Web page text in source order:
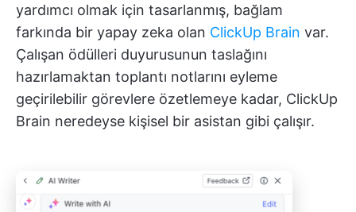
yardımcı olmak için tasarlanmış, bağlam
farkında bir yapay zeka olan ClickUp Brain var.
Çalışan ödülleri duyurusunun taslağını
hazırlamaktan toplantı notlarını eyleme
geçirilebilir görevlere özetlemeye kadar, ClickUp
Brain neredeyse kişisel bir asistan gibi çalışır.